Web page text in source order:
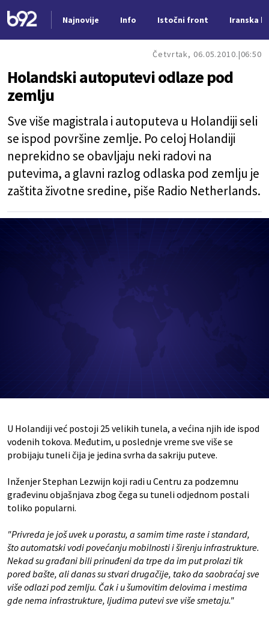
Najnovije Info Istočni front Iranska
Četvrtak, 06.05.2010. 06:50
Holandski autoputevi odlaze pod
zemlju
Sve više magistrala i autoputeva u Holandiji seli
se ispod površine zemlje. Po celoj Holandiji
neprekidno se obavljaju neki radovi na
putevima, a glavni razlog odlaska pod zemlju je
zaštita životne sredine, piše Radio Netherlands.
U Holandiji već postoji 25 velikih tunela, a većina njih ide ispod
vodenih tokova. Međutim, u poslednje vreme sve više se
probijaju tuneli čija je jedina svrha da sakriju puteve.
Inženjer Stephan Lezwijn koji radi u Centru za podzemnu
građevinu objašnjava zbog čega su tuneli odjednom postali
toliko popularni.
"Privreda je još uvek u porastu, a samim time raste i standard,
što automatski vodi povećanju mobilnosti i širenju infrastrukture.
Nekad su građani bili prinuđeni da trpe da im put prolazi tik
pored bašte, ali danas su stvari drugačije, tako da saobraćaj sve
više odlazi pod zemlju. Čak i u šumovitim delovima i mestima
gde nema infrastrukture, ljudima putevi sve više smetaju."